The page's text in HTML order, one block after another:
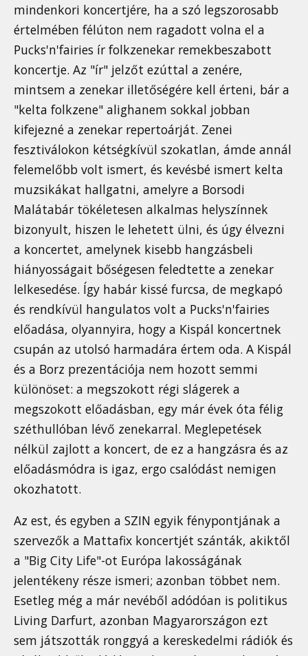
mindenkori koncertjére, ha a szó legszorosabb
értelmében félúton nem ragadott volna el a
Pucks'n'fairies ír folkzenekar remekbeszabott
koncertje. Az "ír" jelzőt ezúttal a zenére,
mintsem a zenekar illetőségére kell érteni, bár a
"kelta folkzene" alighanem sokkal jobban
kifejezné a zenekar repertoárját. Zenei
fesztiválokon kétségkívül szokatlan, ámde annál
felemelőbb volt ismert, és kevésbé ismert kelta
muzsikákat hallgatni, amelyre a Borsodi
Malátabár tökéletesen alkalmas helyszínnek
bizonyult, hiszen le lehetett ülni, és úgy élvezni
a koncertet, amelynek kisebb hangzásbeli
hiányosságait bőségesen feledtette a zenekar
lelkesedése. Így habár kissé furcsa, de megkapó
és rendkívül hangulatos volt a Pucks'n'fairies
előadása, olyannyira, hogy a Kispál koncertnek
csupán az utolsó harmadára értem oda. A Kispál
és a Borz prezentációja nem hozott semmi
különöset: a megszokott régi slágerek a
megszokott előadásban, egy már évek óta félig
széthullóban lévő zenekarral. Meglepetések
nélkül zajlott a koncert, de ez a hangzásra és az
előadásmódra is igaz, ergo csalódást nemigen
okozhatott.
Az est, és egyben a SZIN egyik fénypontjának a
szervezők a Mattafix koncertjét szánták, akiktől
a "Big City Life"-ot Európa lakosságának
jelentékeny része ismeri; azonban többet nem.
Esetleg még a már nevéből adódóan is politikus
Living Darfurt, azonban Magyarországon ezt
sem játszották ronggyá a kereskedelmi rádiók és